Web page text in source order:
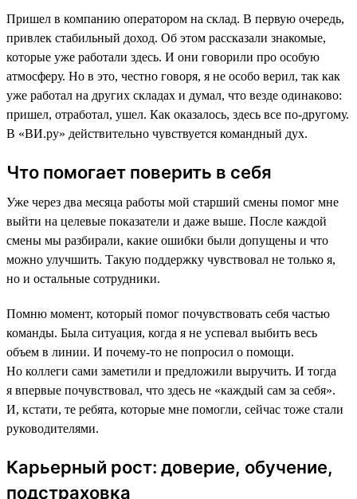
Пришел в компанию оператором на склад. В первую очередь,
привлек стабильный доход. Об этом рассказали знакомые,
которые уже работали здесь. И они говорили про особую
атмосферу. Но в это, честно говоря, я не особо верил, так как
уже работал на других складах и думал, что везде одинаково:
пришел, отработал, ушел. Как оказалось, здесь все по-другому.
В «ВИ.ру» действительно чувствуется командный дух.
Что помогает поверить в себя
Уже через два месяца работы мой старший смены помог мне
выйти на целевые показатели и даже выше. После каждой
смены мы разбирали, какие ошибки были допущены и что
можно улучшить. Такую поддержку чувствовал не только я,
но и остальные сотрудники.
Помню момент, который помог почувствовать себя частью
команды. Была ситуация, когда я не успевал выбить весь
объем в линии. И почему-то не попросил о помощи.
Но коллеги сами заметили и предложили выручить. И тогда
я впервые почувствовал, что здесь не «каждый сам за себя».
И, кстати, те ребята, которые мне помогли, сейчас тоже стали
руководителями.
Карьерный рост: доверие, обучение,
подстраховка